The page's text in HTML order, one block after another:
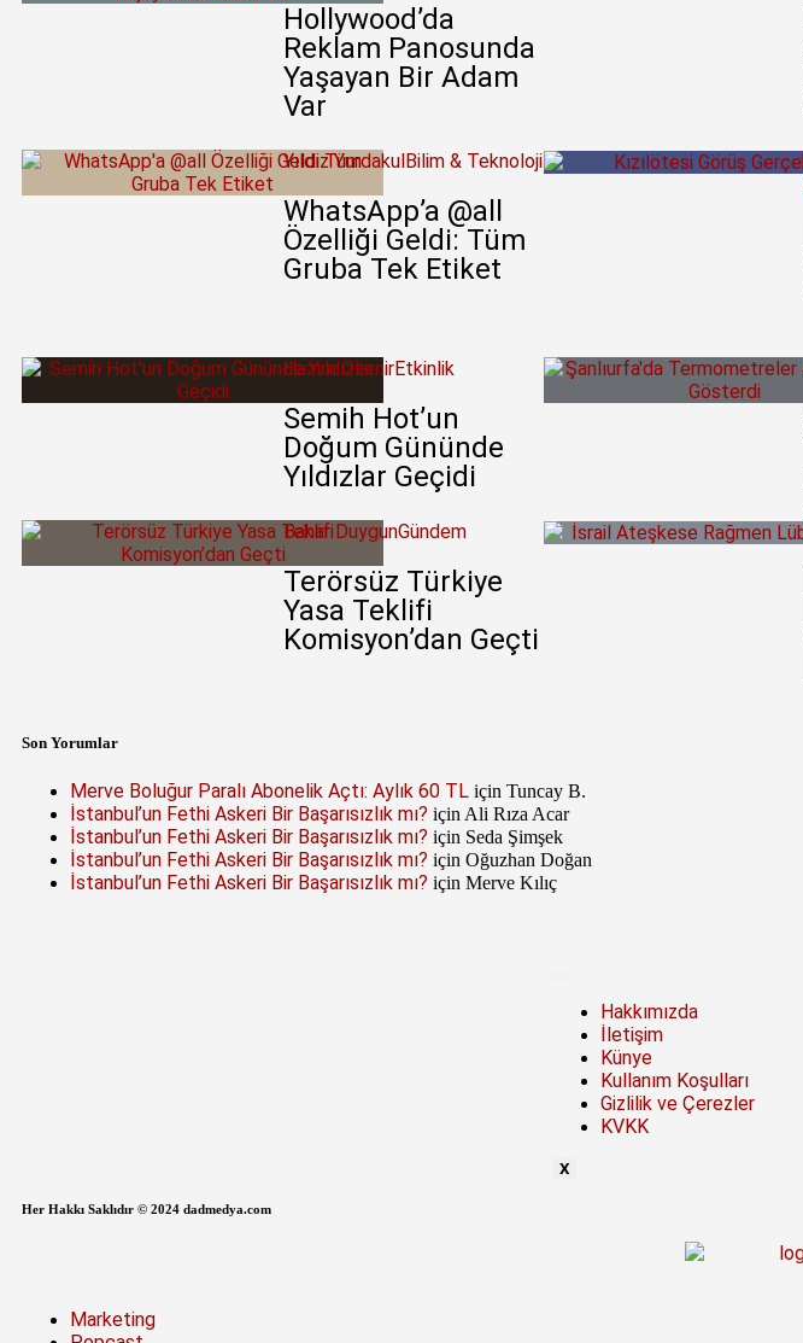
Hollywood’da
Reklam Panosunda
Yaşayan Bir Adam
Var
Yıldız YurdakulBilim & Teknoloji
WhatsApp’a @all
Özelliği Geldi: Tüm
Gruba Tek Etiket
Hazım ÖzenirEtkinlik
Semih Hot’un
Doğum Gününde
Yıldızlar Geçidi
Bahar DuygunGündem
Terörsüz Türkiye
Yasa Teklifi
Komisyon’dan Geçti
Son Yorumlar
Merve Boluğur Paralı Abonelik Açtı: Aylık 60 TL için Tuncay B.
İstanbul’un Fethi Askeri Bir Başarısızlık mı? için Ali Rıza Acar
İstanbul’un Fethi Askeri Bir Başarısızlık mı? için Seda Şimşek
İstanbul’un Fethi Askeri Bir Başarısızlık mı? için Oğuzhan Doğan
İstanbul’un Fethi Askeri Bir Başarısızlık mı? için Merve Kılıç
Hakkımızda
İletişim
Künye
Kullanım Koşulları
Gizlilik ve Çerezler
KVKK
X
Her Hakkı Saklıdır © 2024 dadmedya.com
Marketing